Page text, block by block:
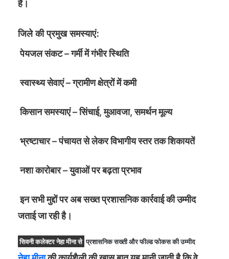
है।
जिले की प्रमुख समस्याएं:
पेयजल संकट – गर्मी में गंभीर स्थिति
स्वास्थ्य सेवाएं – ग्रामीण क्षेत्रों में कमी
किसान समस्याएं – सिंचाई, मुआवजा, समर्थन मूल्य
भ्रष्टाचार – पंचायत से लेकर विभागीय स्तर तक शिकायतें
नशा कारोबार – युवाओं पर बढ़ता प्रभाव
इन सभी मुद्दों पर अब सख्त प्रशासनिक कार्रवाई की उम्मीद
जताई जा रही है।
सिवनी कलेक्टर नेहा मीनासे प्रशासनिक सख्ती और फील्ड फोकस की उम्मीद